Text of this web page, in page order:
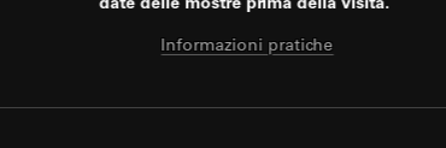
date delle mostre prima della visita.
Informazioni pratiche